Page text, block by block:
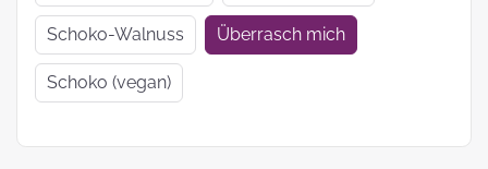
Schoko-Walnuss Überrasch mich
Schoko (vegan)